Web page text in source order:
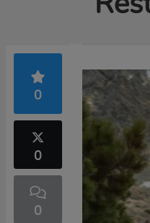
0
0
0